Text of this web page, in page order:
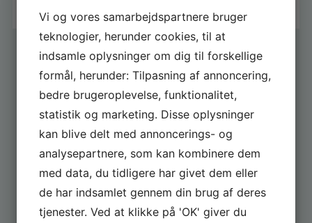
FÅ GODE TILBUD
Tilmeld dig og få løbende tilbud fra butikken
Vi og vores samarbejdspartnere bruger
teknologier, herunder cookies, til at
indsamle oplysninger om dig til forskellige
formål, herunder: Tilpasning af annoncering,
bedre brugeroplevelse, funktionalitet,
statistik og marketing. Disse oplysninger
kan blive delt med annoncerings- og
analysepartnere, som kan kombinere dem
med data, du tidligere har givet dem eller
de har indsamlet gennem din brug af deres
tjenester. Ved at klikke på 'OK' giver du